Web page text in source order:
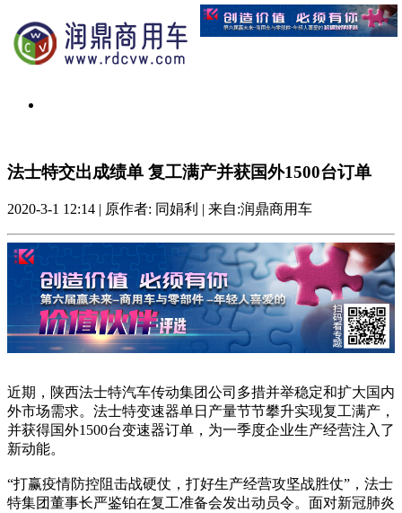
法士特交出成绩单 复工满产并获国外1500台订单
2020-3-1 12:14 | 原作者: 同娟利 | 来自:润鼎商用车
近期，陕西法士特汽车传动集团公司多措并举稳定和扩大国内
外市场需求。法士特变速器单日产量节节攀升实现复工满产，
并获得国外1500台变速器订单，为一季度企业生产经营注入了
新动能。
“打赢疫情防控阻击战硬仗，打好生产经营攻坚战胜仗”，法士
特集团董事长严鉴铂在复工准备会发出动员令。面对新冠肺炎